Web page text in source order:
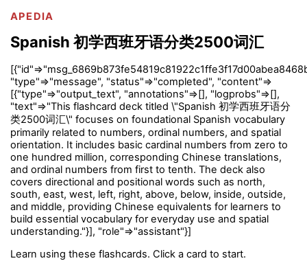
APEDIA
Spanish 初学西班牙语分类2500词汇
"type"=>"message", "status"=>"completed", "content"=>
[{"type"=>"output_text", "annotations"=>[], "logprobs"=>[],
"text"=>"This flashcard deck titled \"Spanish 初学西班牙语分
类2500词汇\" focuses on foundational Spanish vocabulary
primarily related to numbers, ordinal numbers, and spatial
orientation. It includes basic cardinal numbers from zero to
one hundred million, corresponding Chinese translations,
and ordinal numbers from first to tenth. The deck also
covers directional and positional words such as north,
south, east, west, left, right, above, below, inside, outside,
and middle, providing Chinese equivalents for learners to
build essential vocabulary for everyday use and spatial
understanding."}], "role"=>"assistant"}]
Learn using these flashcards. Click a card to start.